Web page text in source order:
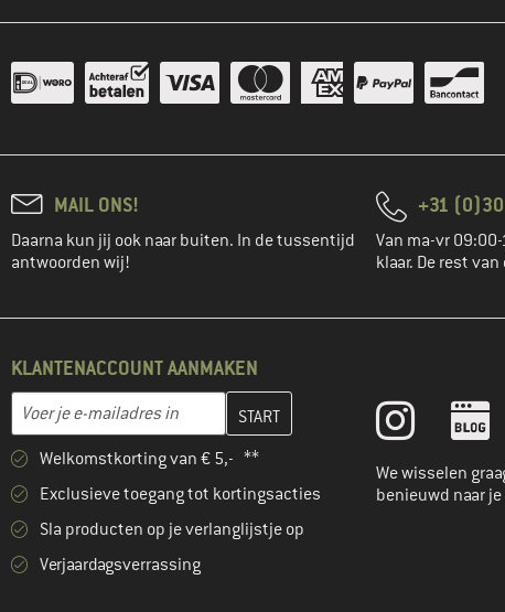
MAIL ONS!
Daarna kun jij ook naar buiten. In de tussentijd
antwoorden wij!
+31
Van ma-vr
klaar. De rest
KLANTENACCOUNT AANMAKEN
E-mailadres
Vul je e-mailadres hier in en maak in de volgende stap je
Welkomstkorting van € 5,- **
Exclusieve toegang tot kortingsacties
Sla producten op je verlanglijstje op
Verjaardagsverrassing
We wisselen
benieuwd naar